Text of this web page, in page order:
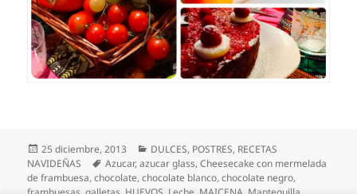
Publicado
el
25 diciembre, 2013 Categorías
DULCES, POSTRES, RECETAS
NAVIDEÑAS
Etiquetas
Azucar,azucar glass,Cheesecake con mermelada
de frambuesa,chocolate,chocolate blanco,chocolate negro,